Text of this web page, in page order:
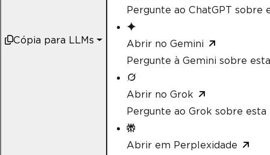
Cópia para LLMs
Pergunte ao ChatGPT sobre
Abrir no Gemini
Pergunte à Gemini sobre
Abrir no Grok
Pergunte ao Grok sobre esta
Abrir em Perplexidade